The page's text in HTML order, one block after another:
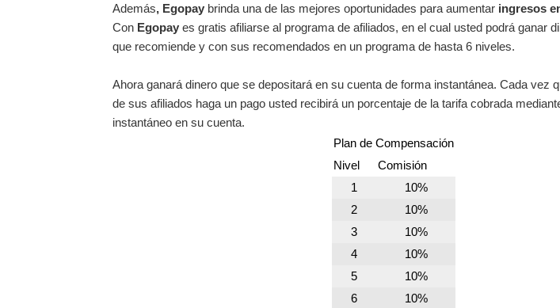
Además, Egopay brinda una de las mejores oportunidades para aumentar ingresos
Con Egopay es gratis afiliarse al programa de afiliados, en el cual usted podrá ganar
que recomiende y con sus recomendados en un programa de hasta 6 niveles.
Ahora ganará dinero que se depositará en su cuenta de forma instantánea. Cada vez
de sus afiliados haga un pago usted recibirá un porcentaje de la tarifa cobrada
instantáneo en su cuenta.
Plan de Compensación
Nivel
Comisión
1
10%
2
10%
3
10%
4
10%
5
10%
6
10%